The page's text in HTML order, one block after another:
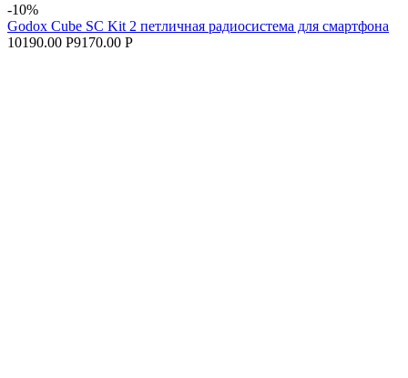
-10%
Godox Cube SC Kit 2 петличная радиосистема для смартфона
10190.00 Р9170.00 Р